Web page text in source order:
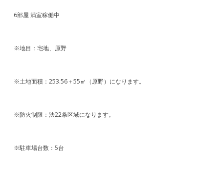
6部屋 満室稼働中
※地目：宅地、原野
※土地面積：253.56＋55㎡（原野）になります。
※防火制限：法22条区域になります。
※駐車場台数：5台